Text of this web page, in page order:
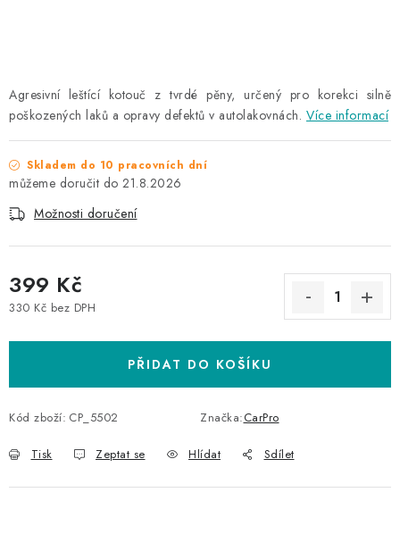
Věrnostní program
Všeobecné obchodní podmínky
Podmínky ochrany osobních údajů
Mapa serveru
Agresivní leštící kotouč z tvrdé pěny, určený pro korekci silně
poškozených laků a opravy defektů v autolakovnách. Více informací
Skladem do 10 pracovních dní
21.8.2026
Možnosti doručení
399 Kč
330 Kč bez DPH
PŘIDAT DO KOŠÍKU
Kód zboží: CP_5502 Značka:CarPro
Tisk Zeptat se Hlídat Sdílet